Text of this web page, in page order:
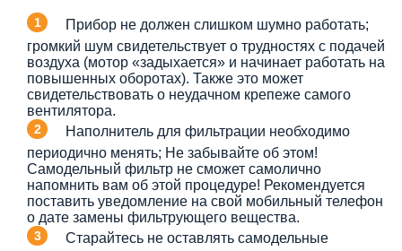
Прибор не должен слишком шумно работать;
громкий шум свидетельствует о трудностях с подачей
воздуха (мотор «задыхается» и начинает работать на
повышенных оборотах). Также это может
свидетельствовать о неудачном крепеже самого
вентилятора.
Наполнитель для фильтрации необходимо
периодично менять; Не забывайте об этом!
Самодельный фильтр не сможет самолично
напомнить вам об этой процедуре! Рекомендуется
поставить уведомление на свой мобильный телефон
о дате замены фильтрующего вещества.
Старайтесь не оставлять самодельные